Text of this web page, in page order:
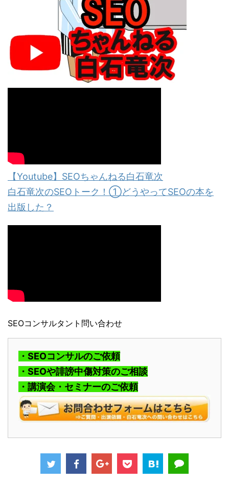
【Youtube】SEOちゃんねる白石竜次
白石竜次のSEOトーク！①どうやってSEOの本を
出版した？
SEOコンサルタント問い合わせ
・SEOコンサルのご依頼
・SEOや誹謗中傷対策のご相談
・講演会・セミナーのご依頼